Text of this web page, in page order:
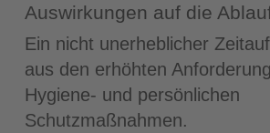
Auswirkungen auf die
Ein nicht unerheblicher
aus den erhöhten
Hygiene- und persönlichen
Schutzmaßnahmen.